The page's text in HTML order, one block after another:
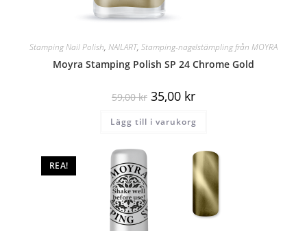
Stamping Nail Polish, NAILART, Stamping-nagelstämpling från MOYRA
Moyra Stamping Polish SP 24 Chrome Gold
59,00kr 35,00 kr
Lägg till i varukorg
REA!